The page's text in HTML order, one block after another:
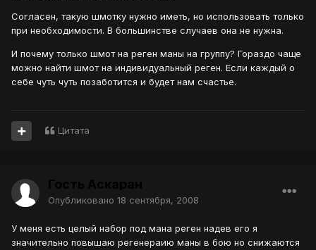
Согласен, такую шмотку нужно иметь, но использовать только
при необходимости. В большинстве случаев она не нужна.
И почему только шмот на реген маны на группу? Гораздо чаще
можно найти шмот на индивидуальный реген. Если каждый о
себе чуть чуть позаботится и будет нам счастье.
Цитата
Опубликовано 18 сентября, 2008
У меня есть целый набор под мана реген надев его я
значительно повышаю регенераию маны в бою но снижаются